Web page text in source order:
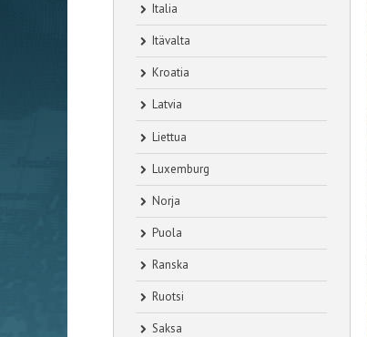
Italia
Itävalta
Kroatia
Latvia
Liettua
Luxemburg
Norja
Puola
Ranska
Ruotsi
Saksa